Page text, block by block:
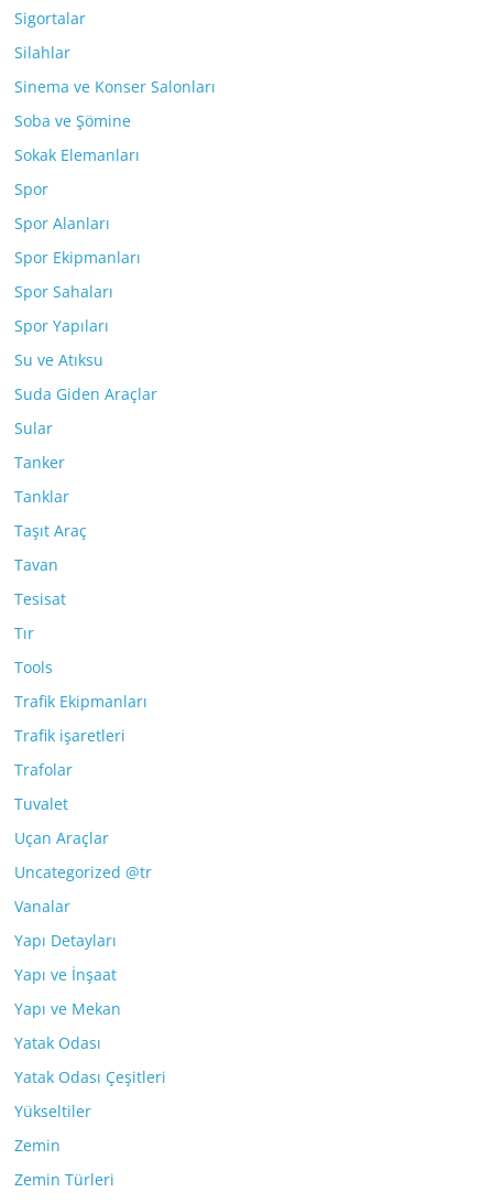
Sigortalar
Silahlar
Sinema ve Konser Salonları
Soba ve Şömine
Sokak Elemanları
Spor
Spor Alanları
Spor Ekipmanları
Spor Sahaları
Spor Yapıları
Su ve Atıksu
Suda Giden Araçlar
Sular
Tanker
Tanklar
Taşıt Araç
Tavan
Tesisat
Tır
Tools
Trafik Ekipmanları
Trafik işaretleri
Trafolar
Tuvalet
Uçan Araçlar
Uncategorized @tr
Vanalar
Yapı Detayları
Yapı ve İnşaat
Yapı ve Mekan
Yatak Odası
Yatak Odası Çeşitleri
Yükseltiler
Zemin
Zemin Türleri